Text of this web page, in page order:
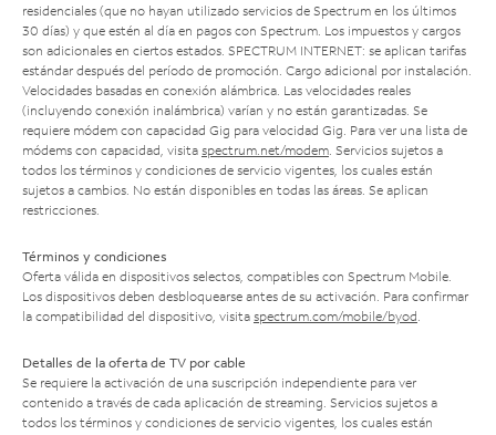
residenciales (que no hayan utilizado servicios de Spectrum en los últimos
30 días) y que estén al día en pagos con Spectrum. Los impuestos y cargos
son adicionales en ciertos estados. SPECTRUM INTERNET: se aplican tarifas
estándar después del período de promoción. Cargo adicional por instalación.
Velocidades basadas en conexión alámbrica. Las velocidades reales
(incluyendo conexión inalámbrica) varían y no están garantizadas. Se
requiere módem con capacidad Gig para velocidad Gig. Para ver una lista de
módems con capacidad, visita spectrum.net/modem . Servicios sujetos a
todos los términos y condiciones de servicio vigentes, los cuales están
sujetos a cambios. No están disponibles en todas las áreas. Se aplican
restricciones.
Términos y condiciones
Oferta válida en dispositivos selectos, compatibles con Spectrum Mobile.
Los dispositivos deben desbloquearse antes de su activación. Para confirmar
la compatibilidad del dispositivo, visita spectrum.com/mobile/byod
Detalles de la oferta de TV por cable
Se requiere la activación de una suscripción independiente para ver
contenido a través de cada aplicación de streaming. Servicios sujetos a
todos los términos y condiciones de servicio vigentes, los cuales están